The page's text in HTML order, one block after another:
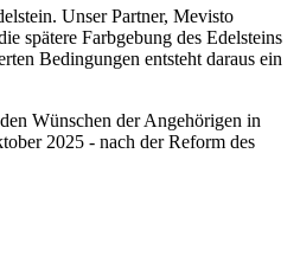
Unser Partner, Mevisto
spätere Farbgebung des Edelsteins
Bedingungen entsteht daraus ein
Wünschen der Angehörigen in
2025 - nach der Reform des